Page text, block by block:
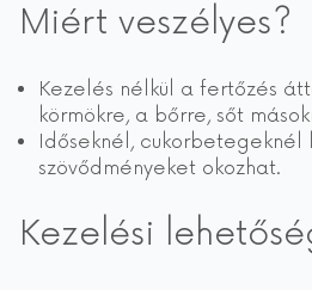
Miért veszélyes?
Kezelés nélkül a fertőzés
körmökre, a bőrre, sőt
Időseknél, cukorbetegeknél
szövődményeket okozhat.
Kezelési